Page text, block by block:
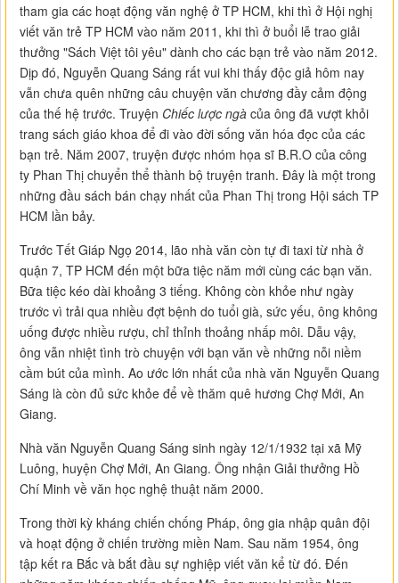
tham gia các hoạt động văn nghệ ở TP HCM, khi thì ở Hội nghị
viết văn trẻ TP HCM vào năm 2011, khi thì ở buổi lễ trao giải
thưởng "Sách Việt tôi yêu" dành cho các bạn trẻ vào năm 2012.
Dịp đó, Nguyễn Quang Sáng rất vui khi thấy độc giả hôm nay
vẫn chưa quên những câu chuyện văn chương đầy cảm động
của thế hệ trước. Truyện Chiếc lược ngà của ông đã vượt khỏi
trang sách giáo khoa để đi vào đời sống văn hóa đọc của các
bạn trẻ. Năm 2007, truyện được nhóm họa sĩ B.R.O của công
ty Phan Thị chuyển thể thành bộ truyện tranh. Đây là một trong
những đầu sách bán chạy nhất của Phan Thị trong Hội sách TP
HCM lần bảy.
Trước Tết Giáp Ngọ 2014, lão nhà văn còn tự đi taxi từ nhà ở
quận 7, TP HCM đến một bữa tiệc năm mới cùng các bạn văn.
Bữa tiệc kéo dài khoảng 3 tiếng. Không còn khỏe như ngày
trước vì trải qua nhiều đợt bệnh do tuổi già, sức yếu, ông không
uống được nhiều rượu, chỉ thỉnh thoảng nhấp môi. Dẫu vậy,
ông vẫn nhiệt tình trò chuyện với bạn văn về những nỗi niềm
cầm bút của mình. Ao ước lớn nhất của nhà văn Nguyễn Quang
Sáng là còn đủ sức khỏe để về thăm quê hương Chợ Mới, An
Giang.
Nhà văn Nguyễn Quang Sáng sinh ngày 12/1/1932 tại xã Mỹ
Luông, huyện Chợ Mới, An Giang. Ông nhận Giải thưởng Hồ
Chí Minh về văn học nghệ thuật năm 2000.
Trong thời kỳ kháng chiến chống Pháp, ông gia nhập quân đội
và hoạt động ở chiến trường miền Nam. Sau năm 1954, ông
tập kết ra Bắc và bắt đầu sự nghiệp viết văn kể từ đó. Đến